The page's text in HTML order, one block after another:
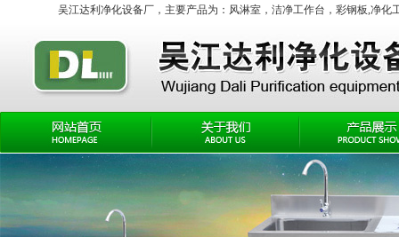
吴江达利净化设备厂，主要产品为： 风淋室， 洁净工作台 ，彩钢板,净化